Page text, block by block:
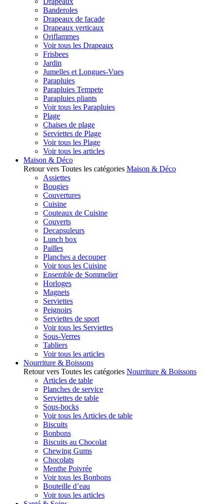
Banderoles
Drapeaux de facade
Drapeaux verticaux
Oriflammes
Voir tous les Drapeaux
Frisbees
Jardin
Jumelles et Longues-Vues
Parapluies
Parapluies Tempete
Parapluies pliants
Voir tous les Parapluies
Plage
Chaises de plage
Serviettes de Plage
Voir tous les Plage
Voir tous les articles
Maison & Déco
Retour vers Toutes les catégories Maison & Déco
Assiettes
Bougies
Couvertures
Cuisine
Couteaux de Cuisine
Couverts
Decapsuleurs
Lunch box
Pailles
Planches a decouper
Voir tous les Cuisine
Ensemble de Sommelier
Horloges
Magnets
Serviettes
Peignoirs
Serviettes de sport
Voir tous les Serviettes
Sous-Verres
Tabliers
Voir tous les articles
Nourriture & Boissons
Retour vers Toutes les catégories Nourriture & Boissons
Articles de table
Planches de service
Serviettes de table
Sous-bocks
Voir tous les Articles de table
Biscuits
Bonbons
Biscuits au Chocolat
Chewing Gums
Chocolats
Menthe Poivrée
Voir tous les Bonbons
Bouteille d’eau
Voir tous les articles